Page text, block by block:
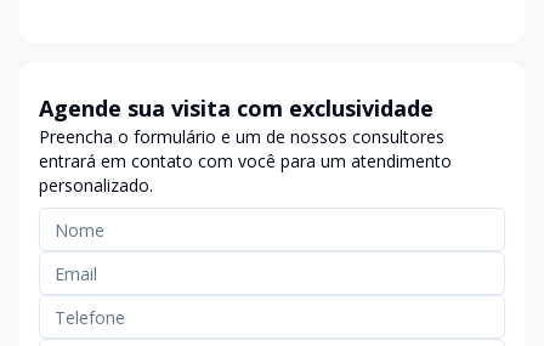
Agende sua visita com exclusividade
Preencha o formulário e um de nossos consultores
entrará em contato com você para um atendimento
personalizado.